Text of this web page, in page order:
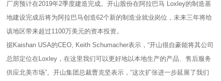
厂房预计在2019年2季度建造完成。开山股份在阿拉巴马 Loxley的制造基
地建设完成后将为阿拉巴马创造62个新的制造业就业岗位，未来三年将给
该地区带来超过1100万美元的资本投资。
据Kaishan USA的CEO, Keith Schumacher表示，“开山很自豪能将其公司
总部定位在Loxley，在这里我们可以更好地以本地生产的产品、售后服务
供应北美市场”。开山集团总裁曹克坚表示，“这次扩张进一步延展了我们